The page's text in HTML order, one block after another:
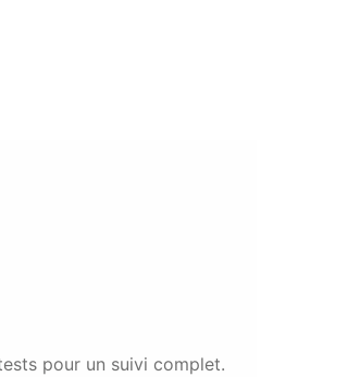
pour un suivi complet.